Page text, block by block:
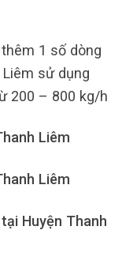
1 số dòng
sử dụng
200 – 800 kg/h
Liêm
Liêm
Huyện Thanh